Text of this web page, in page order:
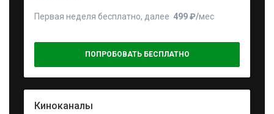
Первая неделя бесплатно, далее 499 ₽⁠/⁠мес
ПОПРОБОВАТЬ БЕСПЛАТНО
Киноканалы